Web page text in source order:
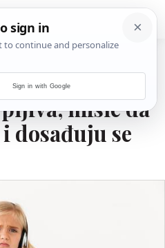
zbog kojih
misle da
dosađuju se
Sign in with Google